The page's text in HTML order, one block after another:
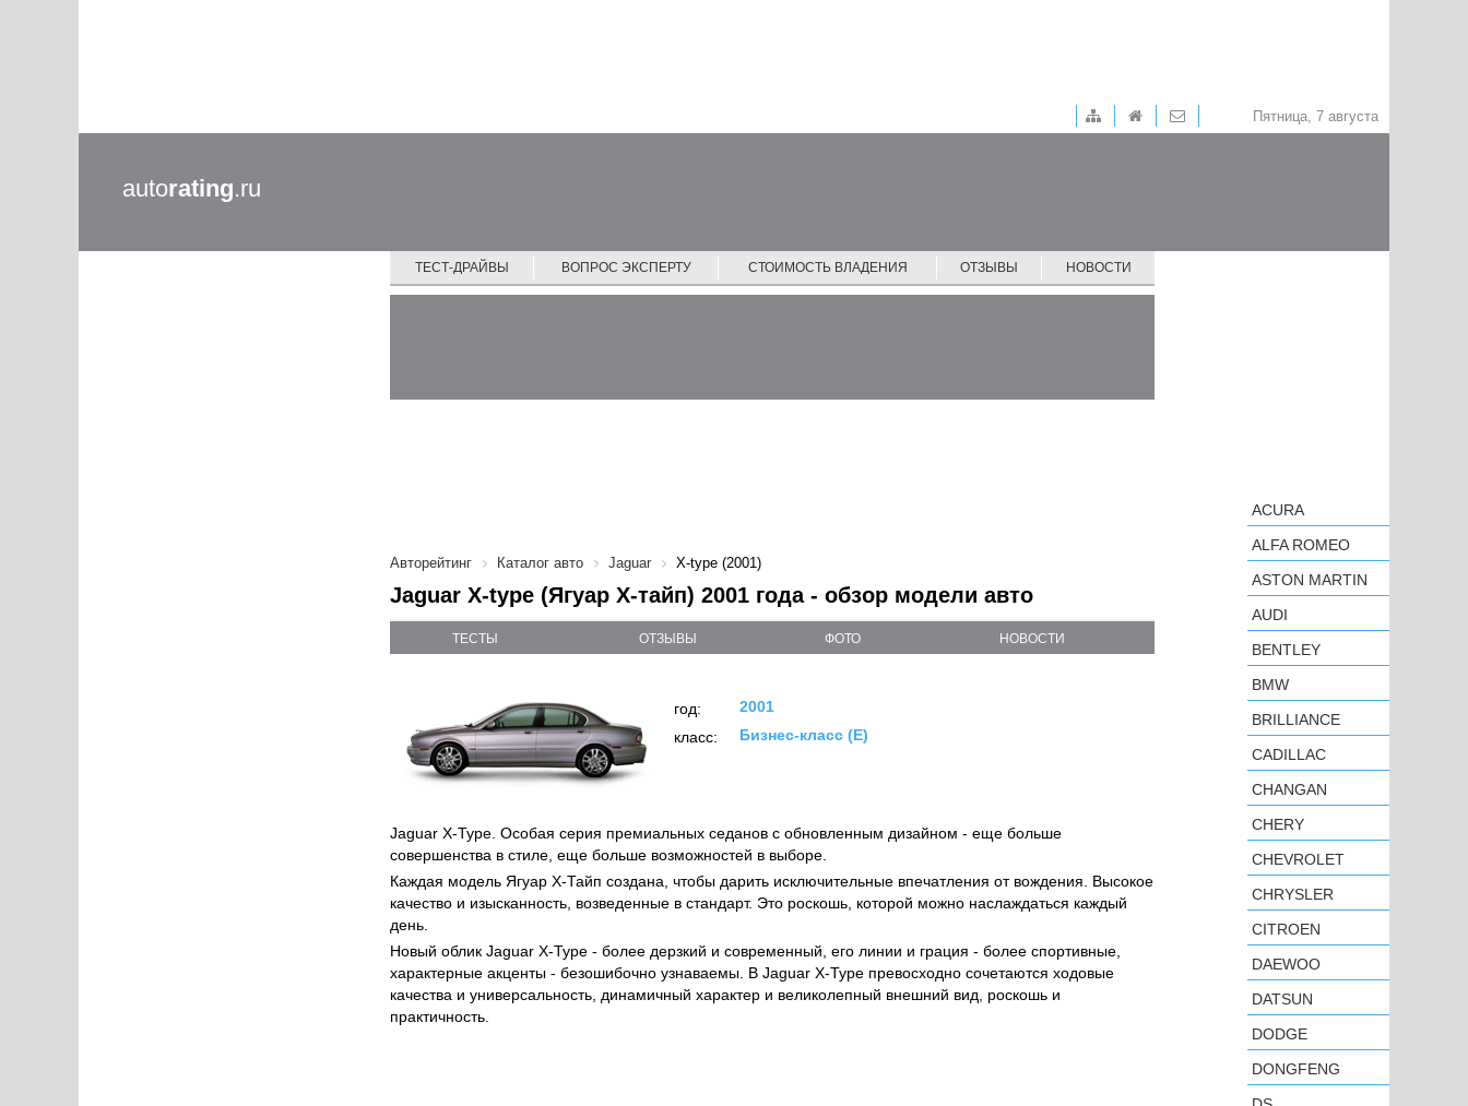
Пятница, 7 августа
autorating.ru
ТЕСТ-ДРАЙВЫ ВОПРОС ЭКСПЕРТУ СТОИМОСТЬ ВЛАДЕНИЯ ОТЗЫВЫ НОВОСТИ
Авторейтинг Каталог авто Jaguar X-type (2001)
Jaguar X-type (Ягуар X-тайп) 2001 года - обзор модели авто
ТЕСТЫ ОТЗЫВЫ ФОТО НОВОСТИ
год:
2001
класс:
Бизнес-класс (E)
Jaguar X-Type. Особая серия премиальных седанов с обновленным дизайном - еще больше
совершенства в стиле, еще больше возможностей в выборе.
Каждая модель Ягуар X-Тайп создана, чтобы дарить исключительные впечатления от вождения. Высокое
качество и изысканность, возведенные в стандарт. Это роскошь, которой можно наслаждаться каждый
день.
Новый облик Jaguar X-Type - более дерзкий и современный, его линии и грация - более спортивные,
характерные акценты - безошибочно узнаваемы. В Jaguar X-Type превосходно сочетаются ходовые
качества и универсальность, динамичный характер и великолепный внешний вид, роскошь и
практичность.
ACURA
ALFA ROMEO
ASTON MARTIN
AUDI
BENTLEY
BMW
BRILLIANCE
CADILLAC
CHANGAN
CHERY
CHEVROLET
CHRYSLER
CITROEN
DAEWOO
DATSUN
DODGE
DONGFENG